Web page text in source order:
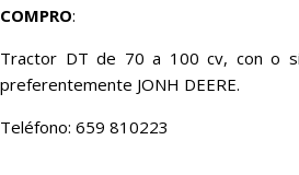
COMPRO:
Tractor DT de 70 a 100 cv, con o
preferentemente JONH DEERE.
Teléfono: 659 810223